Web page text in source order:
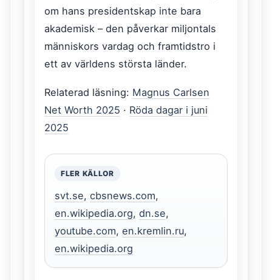
om hans presidentskap inte bara
akademisk – den påverkar miljontals
människors vardag och framtidstro i
ett av världens största länder.
Relaterad läsning: Magnus Carlsen
Net Worth 2025 · Röda dagar i juni
2025
FLER KÄLLOR
svt.se, cbsnews.com,
en.wikipedia.org, dn.se,
youtube.com, en.kremlin.ru,
en.wikipedia.org